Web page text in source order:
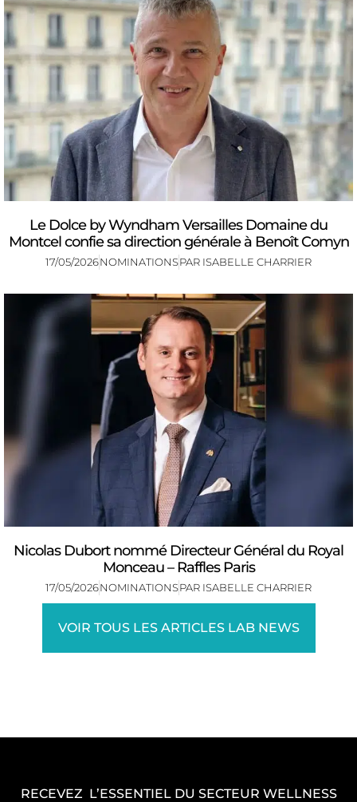
Le Dolce by Wyndham Versailles Domaine du
Montcel confie sa direction générale à Benoît Comyn
17/05/2026NOMINATIONSPAR ISABELLE CHARRIER
Nicolas Dubort nommé Directeur Général du Royal
Monceau – Raffles Paris
17/05/2026NOMINATIONSPAR ISABELLE CHARRIER
VOIR TOUS LES ARTICLES LAB NEWS
RECEVEZ L’ESSENTIEL DU SECTEUR WELLNESS